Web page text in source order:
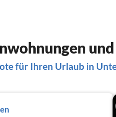
für Ihren Urlaub in